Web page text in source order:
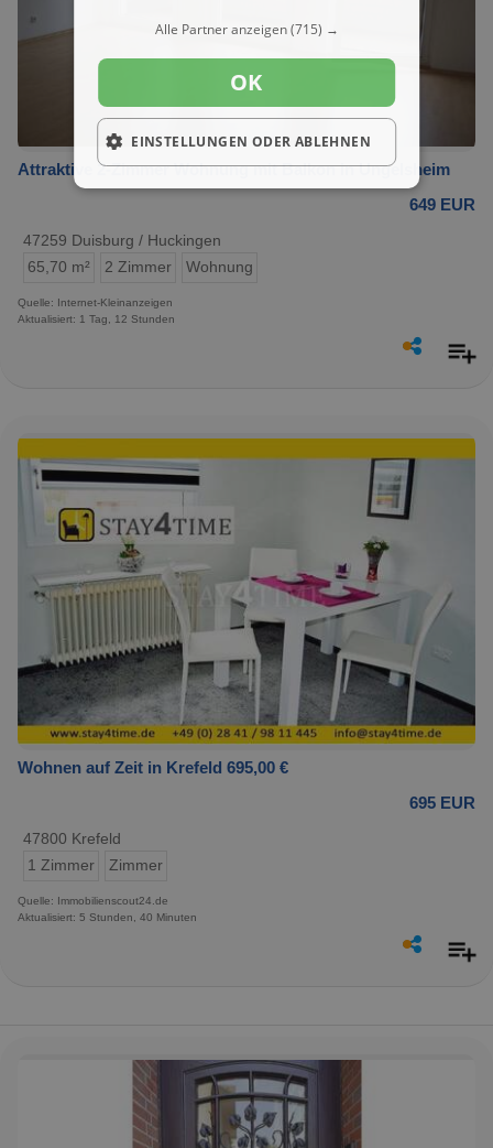
Attraktive 2-Zimmer Wohnung mit Balkon in Ungelsheim
649 EUR
47259 Duisburg / Huckingen
65,70 m²
2 Zimmer Wohnung
Quelle: Internet-Kleinanzeigen
Aktualisiert: 1 Tag, 12 Stunden
Wohnen auf Zeit in Krefeld 695,00 €
695 EUR
47800 Krefeld
1 Zimmer
Zimmer
Quelle: Immobilienscout24.de
Aktualisiert: 5 Stunden, 40 Minuten
Alle Partner anzeigen(715) →
OK
EINSTELLUNGEN ODER ABLEHNEN